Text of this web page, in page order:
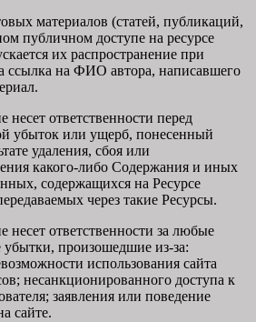
материалов (статей, публикаций,
публичном доступе на ресурсе
их распространение при
ссылка на ФИО автора, написавшего
несет ответственности перед
убыток или ущерб, понесенный
удаления, сбоя или
какого-либо Содержания и иных
содержащихся на Ресурсе
через такие Ресурсы.
несет ответственности за любые
произошедшие из-за:
использования сайта
несанкционированного доступа к
заявления или поведение
сайте.